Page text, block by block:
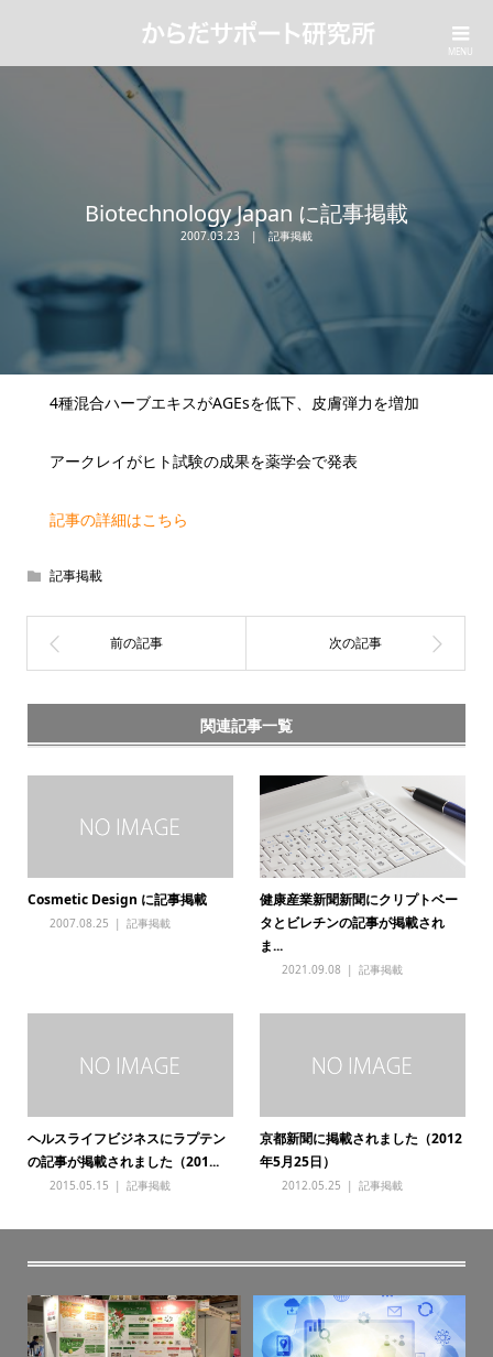
Biotechnology Japan に記事掲載
2007.03.23 記事掲載
4種混合ハーブエキスがAGEsを低下、皮膚弾力を増加
アークレイがヒト試験の成果を薬学会で発表
記事の詳細はこちら
記事掲載
関連記事一覧
Cosmetic Design に記事掲載
2007.08.25 記事掲載
健康産業新聞新聞にクリプトベー
タとビレチンの記事が掲載され
ま...
2021.09.08 記事掲載
ヘルスライフビジネスにラプテン
の記事が掲載されました（201...
2015.05.15 記事掲載
京都新聞に掲載されました（2012
年5月25日）
2012.05.25 記事掲載